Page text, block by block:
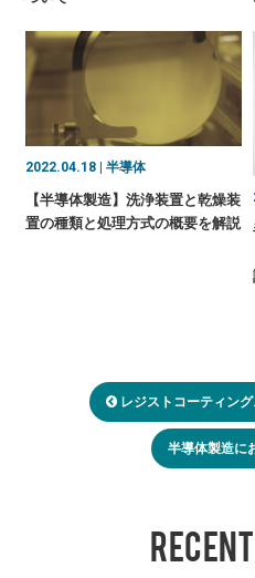
2022.04.18 | 半導体
【半導体製造】洗浄装置と乾燥装
置の種類と処理方式の概要を解説
レジストコーティン
半導体製造に